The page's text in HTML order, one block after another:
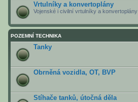
Vrtulníky a konvertoplány
Vojenské i civilní vrtulníky a konvertoplány
POZEMNÍ TECHNIKA
Tanky
Obrněná vozidla, OT, BVP
Stíhače tanků, útočná děla